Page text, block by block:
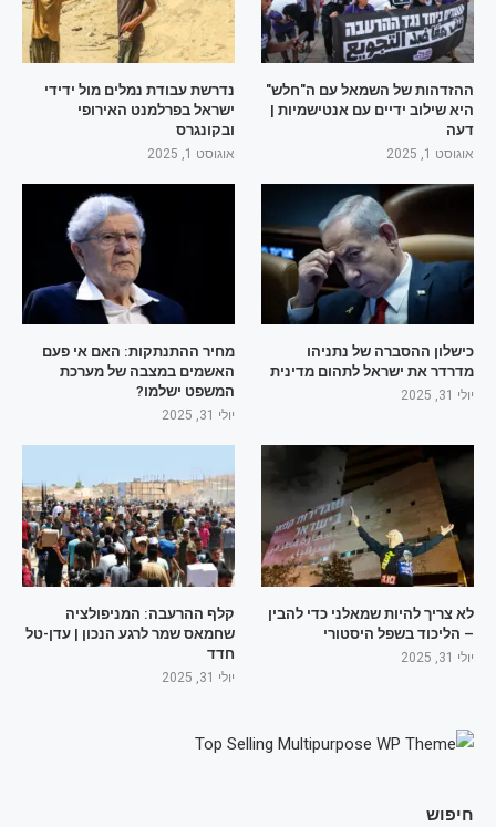
חיפוש
ההזדהות של השמאל עם ה"חלש"
היא שילוב ידיים עם אנטישמיות |
דעה
אוגוסט 1, 2025
נדרשת עבודת נמלים מול ידידי
ישראל בפרלמנט האירופי
ובקונגרס
אוגוסט 1, 2025
כישלון ההסברה של נתניהו
מדרדר את ישראל לתהום מדינית
יולי 31, 2025
מחיר ההתנתקות: האם אי פעם
האשמים במצבה של מערכת
המשפט ישלמו?
יולי 31, 2025
לא צריך להיות שמאלני כדי להבין
– הליכוד בשפל היסטורי
יולי 31, 2025
קלף ההרעבה: המניפולציה
שחמאס שמר לרגע הנכון | עדן-טל
חדד
יולי 31, 2025